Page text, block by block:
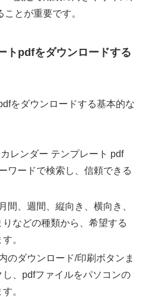
とが重要です。
トpdfをダウンロードする
をダウンロードする基本的な
レンダー テンプレート pdf
ワードで検索し、信頼できる
間、週間、縦向き、横向き、
などの種類から、希望する
。
のダウンロード/印刷ボタンま
、pdfファイルをパソコンの
。